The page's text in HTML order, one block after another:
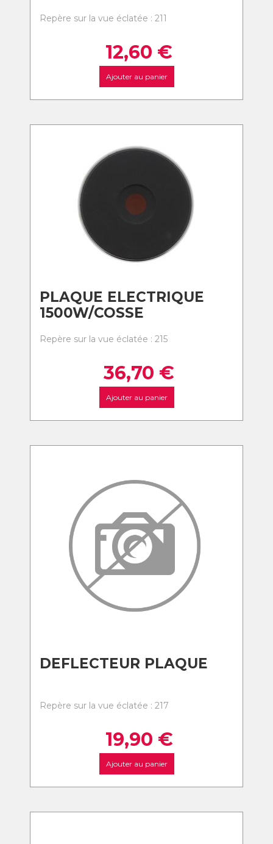
Repère sur la vue éclatée : 211
12,60 €
Ajouter au panier
PLAQUE ELECTRIQUE
1500W/COSSE
Repère sur la vue éclatée : 215
36,70 €
Ajouter au panier
DEFLECTEUR PLAQUE
Repère sur la vue éclatée : 217
19,90 €
Ajouter au panier